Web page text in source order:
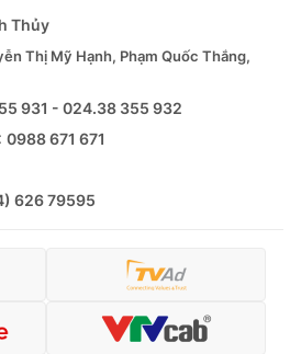
Thủy
Thị Mỹ Hạnh, Phạm Quốc Thắng,
931 - 024.38 355 932
0988 671 671
626 79595